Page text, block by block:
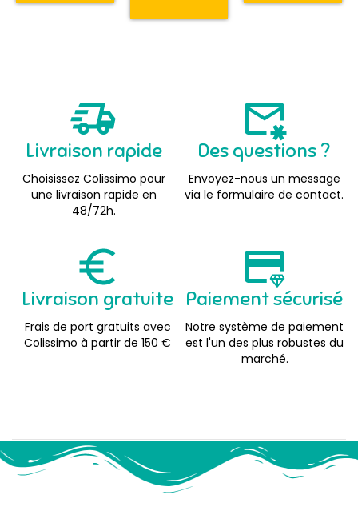
Livraison rapide
Choisissez Colissimo pour
une livraison rapide en
48/72h.
Des questions ?
Envoyez-nous un message
via le formulaire de contact.
Livraison gratuite
Frais de port gratuits avec
Colissimo à partir de 150 €
Paiement sécurisé
Notre système de paiement
est l'un des plus robustes du
marché.